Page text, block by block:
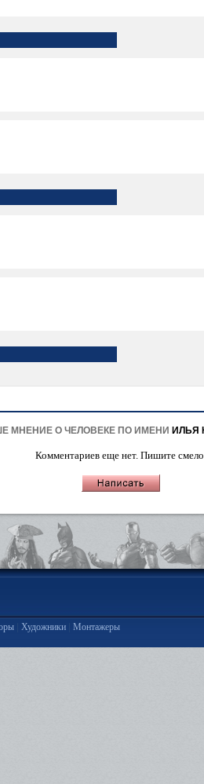
МНЕНИЕ О ЧЕЛОВЕКЕ ПО ИМЕНИ ИЛЬЯ
Комментариев еще нет. Пишите
| Художники| Монтажеры